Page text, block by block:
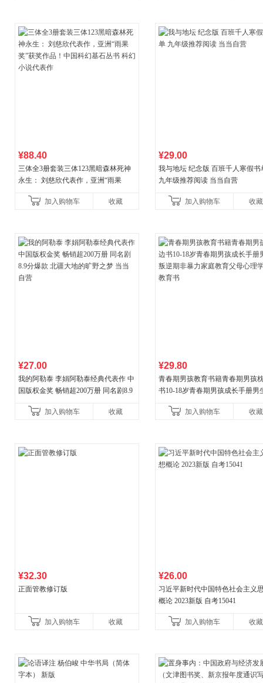
¥88.40
三体全3册套装三体123黑暗森林死神
永生： 刘慈欣代表作，亚洲“雨果
小说代表作加入购物车 收藏
¥29.00
我与地坛 纪念版 百班千人寒假书
九年级推荐阅读 当当自营
加入购物车 收藏
¥27.00
我的阿勒泰 李娟阿勒泰经典代表作 中
国版权金奖 畅销超200万册 同名剧8.9
加入购物车
收藏
¥29.80
青春期男孩教育书籍青春期男孩
书10-18岁青春期男孩成长手册男
育书
加入购物车 收藏
¥32.30
正面管教修订版
加入购物车 收藏
¥26.00
习近平新时代中国特色社会主义
概论 2023新版 自考15041
加入购物车 收藏